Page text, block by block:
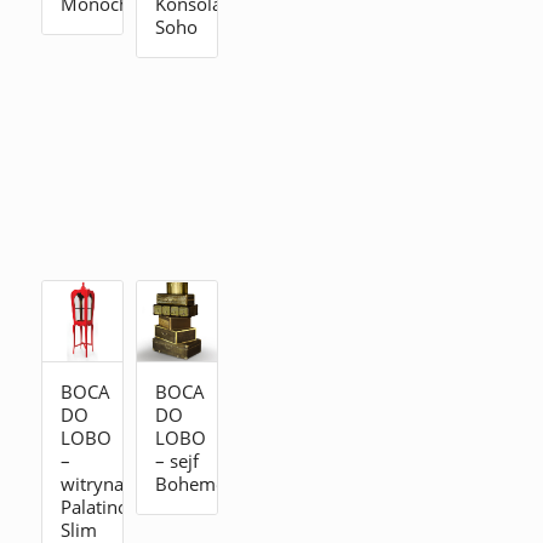
Soho
BOCA
DO
LOBO
–
witryna
Palatino
Slim
BOCA
DO
LOBO
– sejf
Boheme